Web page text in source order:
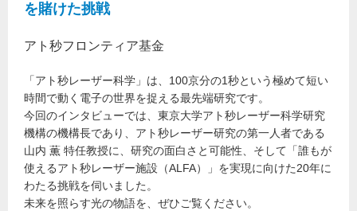
を賭けた挑戦
アト秒フロンティア基金
「アト秒レーザー科学」は、100京分の1秒という極めて短い
時間で動く電子の世界を捉える最先端研究です。
今回のインタビューでは、東京大学アト秒レーザー科学研究
機構の機構長であり、アト秒レーザー研究の第一人者である
山内 薫 特任教授に、研究の面白さと可能性、そして「誰もが
使えるアト秒レーザー施設（ALFA）」を実現に向けた20年に
わたる挑戦を伺いました。
未来を照らす光の物語を、ぜひご覧ください。